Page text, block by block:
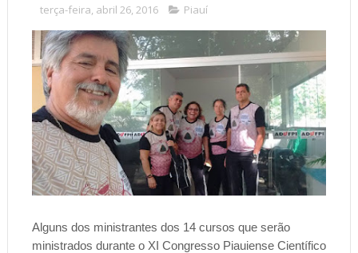
terça-feira, abril 26, 2016 Piauí
Alguns dos ministrantes dos 14 cursos que serão
ministrados durante o XI Congresso Piauiense Científico